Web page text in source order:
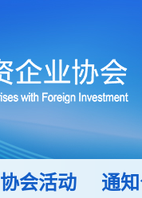
协会活动 通